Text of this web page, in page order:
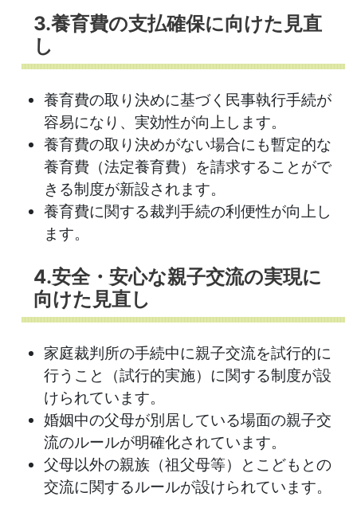
3.養育費の支払確保に向けた見直
し
養育費の取り決めに基づく民事執行手続が
容易になり、実効性が向上します。
養育費の取り決めがない場合にも暫定的な
養育費（法定養育費）を請求することがで
きる制度が新設されます。
養育費に関する裁判手続の利便性が向上し
ます。
4.安全・安心な親子交流の実現に
向けた見直し
家庭裁判所の手続中に親子交流を試行的に
行うこと（試行的実施）に関する制度が設
けられています。
婚姻中の父母が別居している場面の親子交
流のルールが明確化されています。
父母以外の親族（祖父母等）とこどもとの
交流に関するルールが設けられています。